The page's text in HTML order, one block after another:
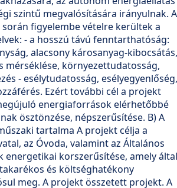
szintű megvalósítására irányulnak. A
figyelembe vételre kerültek a
- a hosszú távú fenntarthatóság:
alacsony károsanyag-kibocsátás,
mérséklése, környezettudatosság,
- esélytudatosság, esélyegyenlőség,
Ezért további cél a projekt
energiaforrások elérhetőbbé
ösztönzése, népszerűsítése. B) A
tartalma A projekt célja a
az Óvoda, valamint az Általános
energetikai korszerűsítése, amely által
és költséghatékony
meg. A projekt összetett projekt. A